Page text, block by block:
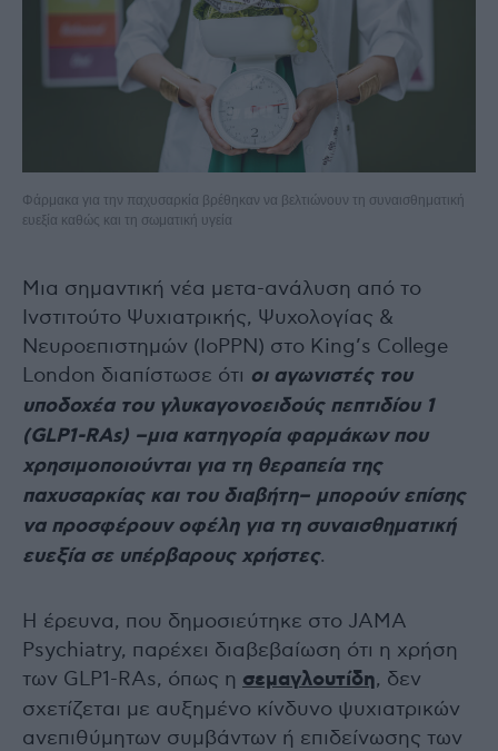
Φάρμακα για την παχυσαρκία βρέθηκαν να βελτιώνουν τη συναισθηματική
ευεξία καθώς και τη σωματική υγεία
Μια σημαντική νέα μετα-ανάλυση από το
Ινστιτούτο Ψυχιατρικής, Ψυχολογίας &
Νευροεπιστημών (IoPPN) στο King’s College
London διαπίστωσε ότι οι αγωνιστές του
υποδοχέα του γλυκαγονοειδούς πεπτιδίου 1
(GLP1-RAs) –μια κατηγορία φαρμάκων που
χρησιμοποιούνται για τη θεραπεία της
παχυσαρκίας και του διαβήτη– μπορούν επίσης
να προσφέρουν οφέλη για τη συναισθηματική
ευεξία σε υπέρβαρους χρήστες.
Η έρευνα, που δημοσιεύτηκε στο JAMA
Psychiatry, παρέχει διαβεβαίωση ότι η χρήση
των GLP1-RAs, όπως η σεμαγλουτίδη, δεν
σχετίζεται με αυξημένο κίνδυνο ψυχιατρικών
ανεπιθύμητων συμβάντων ή επιδείνωσης των